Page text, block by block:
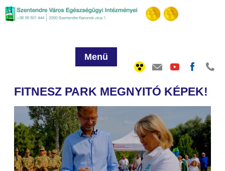
Menü
FITNESZ PARK MEGNYITÓ KÉPEK!